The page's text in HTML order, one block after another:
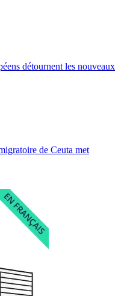
détournent les nouveaux
de Ceuta met